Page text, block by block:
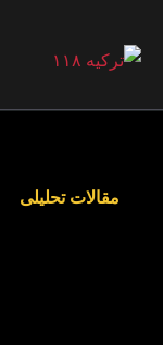
مقالات تحلیلی